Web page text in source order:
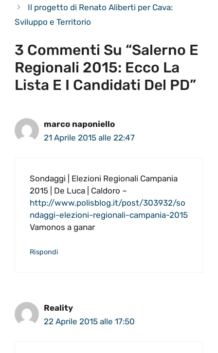
Il progetto di Renato Aliberti per Cava:
Sviluppo e Territorio
3 Commenti Su “Salerno E
Regionali 2015: Ecco La
Lista E I Candidati Del PD”
marco naponiello
21 Aprile 2015 alle 22:47
Sondaggi | Elezioni Regionali Campania
2015 | De Luca | Caldoro –
http://www.polisblog.it/post/303932/so
ndaggi-elezioni-regionali-campania-2015
Vamonos a ganar
Rispondi
Reality
22 Aprile 2015 alle 17:50